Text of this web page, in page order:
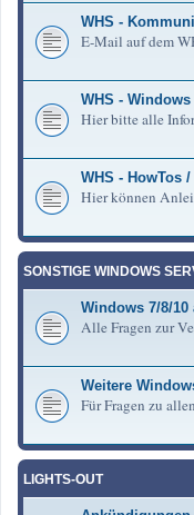
WHS -
E-Mail auf dem
WHS -
Hier bitte alle
WHS - HowTos
Hier können
SONSTIGE WINDOWS
Windows 7/8/10
Alle Fragen zur
Weitere
Für Fragen zu
LIGHTS-OUT